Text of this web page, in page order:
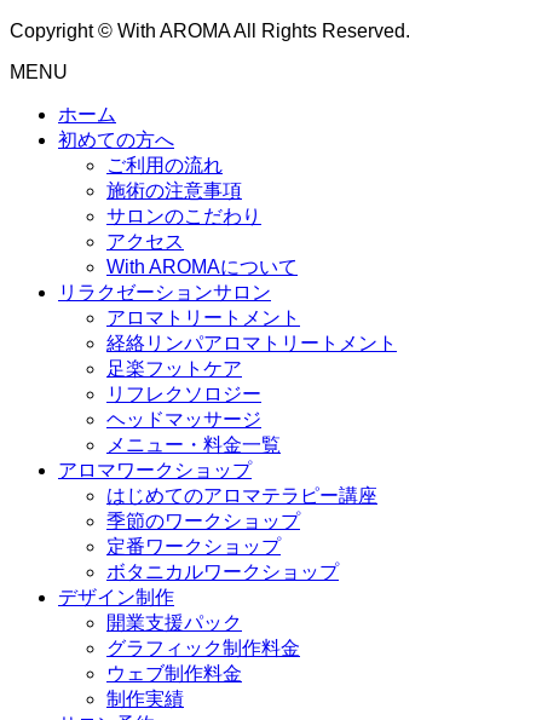
Copyright © With AROMA All Rights Reserved.
MENU
ホーム
初めての方へ
ご利用の流れ
施術の注意事項
サロンのこだわり
アクセス
With AROMAについて
リラクゼーションサロン
アロマトリートメント
経絡リンパアロマトリートメント
足楽フットケア
リフレクソロジー
ヘッドマッサージ
メニュー・料金一覧
アロマワークショップ
はじめてのアロマテラピー講座
季節のワークショップ
定番ワークショップ
ボタニカルワークショップ
デザイン制作
開業支援パック
グラフィック制作料金
ウェブ制作料金
制作実績